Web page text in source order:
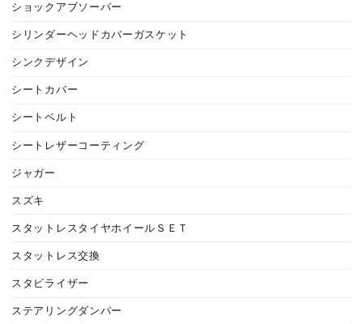
ショックアブソーバー
シリンダーヘッドカバーガスケット
シンクデザイン
シートカバー
シートベルト
シートレザーコーティング
ジャガー
スズキ
スタットレスタイヤホイールＳＥＴ
スタットレス交換
スタビライザー
ステアリングダンパー